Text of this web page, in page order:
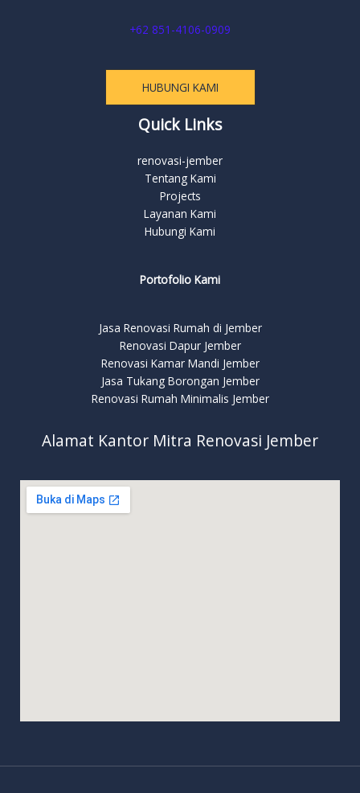
+62 851-4106-0909
HUBUNGI KAMI
Quick Links
renovasi-jember
Tentang Kami
Projects
Layanan Kami
Hubungi Kami
Portofolio Kami
Jasa Renovasi Rumah di Jember
Renovasi Dapur Jember
Renovasi Kamar Mandi Jember
Jasa Tukang Borongan Jember
Renovasi Rumah Minimalis Jember
Alamat Kantor Mitra Renovasi Jember